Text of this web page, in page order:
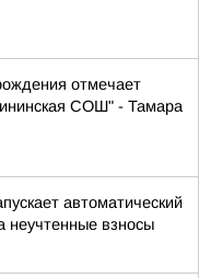
отмечает
СОШ" - Тамара
автоматический
неучтенные взносы